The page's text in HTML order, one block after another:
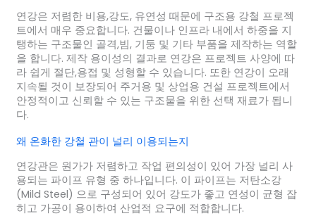
연강은 저렴한 비용,강도, 유연성 때문에 구조용 강철 프로젝
트에서 매우 중요합니다. 건물이나 인프라 내에서 하중을 지
탱하는 구조물인 골격,빔, 기둥 및 기타 부품을 제작하는 역할
을 합니다. 제작 용이성의 결과로 연강은 프로젝트 사양에 따
라 쉽게 절단,용접 및 성형할 수 있습니다. 또한 연강이 오래
지속될 것이 보장되어 주거용 및 상업용 건설 프로젝트에서
안정적이고 신뢰할 수 있는 구조물을 위한 선택 재료가 됩니
다.
왜 온화한 강철 관이 널리 이용되는지
연강관은 원가가 저렴하고 작업 편의성이 있어 가장 널리 사
용되는 파이프 유형 중 하나입니다. 이 파이프는 저탄소강
(Mild Steel) 으로 구성되어 있어 강도가 좋고 연성이 균형 잡
히고 가공이 용이하여 산업적 요구에 적합합니다.